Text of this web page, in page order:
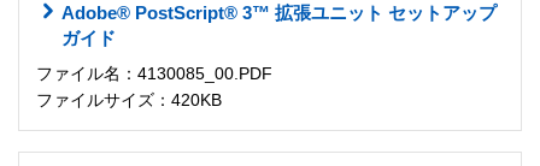
Adobe® PostScript® 3™ 拡張ユニット セットアップ
ガイド
ファイル名：4130085_00.PDF
ファイルサイズ：420KB